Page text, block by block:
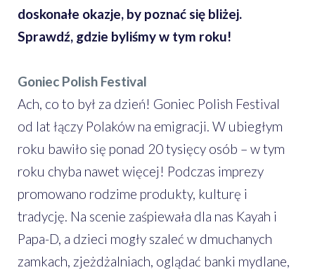
doskonałe okazje, by poznać się bliżej.
Sprawdź, gdzie byliśmy w tym roku!
Goniec Polish Festival
Ach, co to był za dzień! Goniec Polish Festival
od lat łączy Polaków na emigracji. W ubiegłym
roku bawiło się ponad 20 tysięcy osób – w tym
roku chyba nawet więcej! Podczas imprezy
promowano rodzime produkty, kulturę i
tradycję. Na scenie zaśpiewała dla nas Kayah i
Papa-D, a dzieci mogły szaleć w dmuchanych
zamkach, zjeżdżalniach, oglądać banki mydlane,